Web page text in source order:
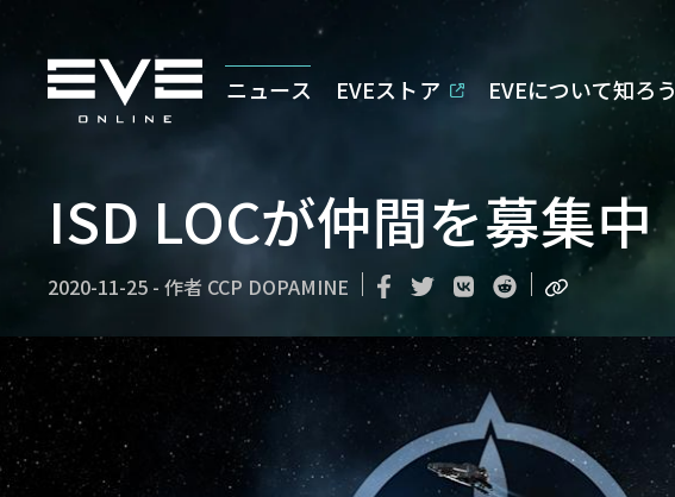
ニュース EVEストア EVEについて知ろう
ISD LOCが仲間を募集中
2020-11-25 - 作者 CCP DOPAMINE